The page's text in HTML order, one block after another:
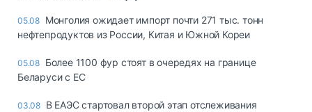
05.08 Монголия ожидает импорт почти 271 тыс. тонн
нефтепродуктов из России, Китая и Южной Кореи
05.08 Более 1100 фур стоят в очередях на границе
Беларуси с ЕС
03.08 В ЕАЭС стартовал второй этап отслеживания